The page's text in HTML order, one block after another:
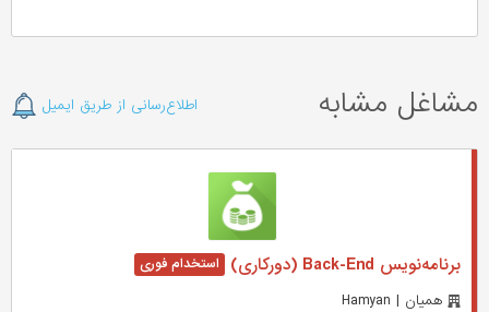
مشاغل مشابه اطلاع‌رسانی از طریق ایمیل
برنامه‌نویس Back-End (دورکاری)
همیان | Hamyan